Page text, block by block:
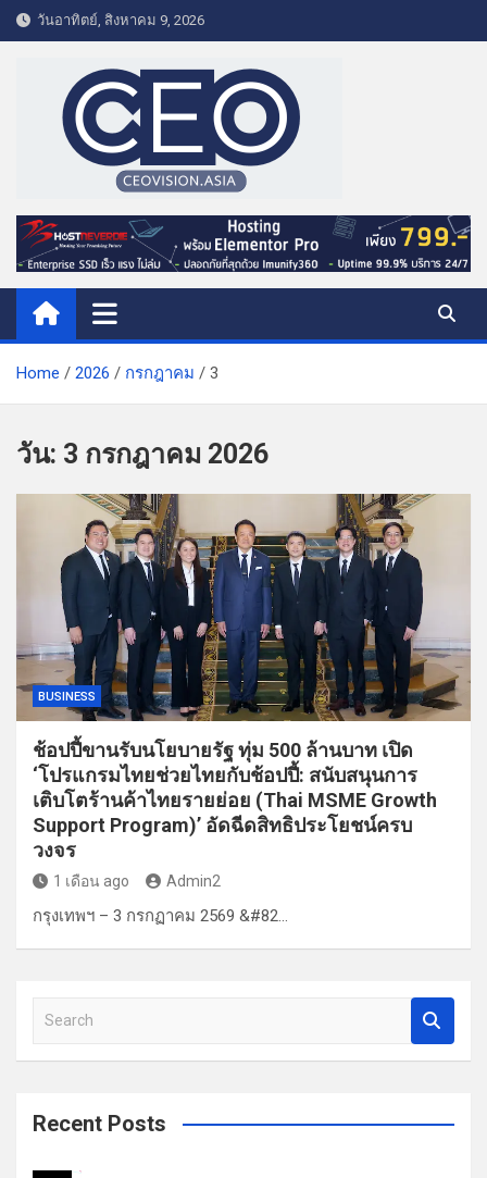
k
e
t
วันอาทิตย์, สิงหาคม 9, 2026
CEO VISION.ASIA
Business & Lifestyle
Home 2026 กรกฎาคม 3
วัน: 3 กรกฎาคม 2026
BUSINESS
ช้อปปี้ขานรับนโยบายรัฐ ทุ่ม 500 ล้านบาท เปิด
‘โปรแกรมไทยช่วยไทยกับช้อปปี้: สนับสนุนการ
เติบโตร้านค้าไทยรายย่อย (Thai MSME Growth
Support Program)’ อัดฉีดสิทธิประโยชน์ครบ
วงจร
1 เดือน ago Admin2
กรุงเทพฯ – 3 กรกฏาคม 2569 &#82…
a
c
Recent Posts